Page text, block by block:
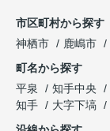
市区町村から探す
神栖市
鹿嶋市
町名から探す
平泉
知手中央
知手
大字下塙